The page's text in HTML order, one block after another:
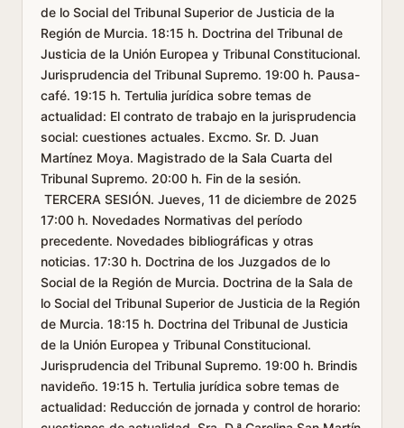
de lo Social del Tribunal Superior de Justicia de la
Región de Murcia. 18:15 h. Doctrina del Tribunal de
Justicia de la Unión Europea y Tribunal Constitucional.
Jurisprudencia del Tribunal Supremo. 19:00 h. Pausa-
café. 19:15 h. Tertulia jurídica sobre temas de
actualidad: El contrato de trabajo en la jurisprudencia
social: cuestiones actuales. Excmo. Sr. D. Juan
Martínez Moya. Magistrado de la Sala Cuarta del
Tribunal Supremo. 20:00 h. Fin de la sesión.
TERCERA SESIÓN. Jueves, 11 de diciembre de 2025
17:00 h. Novedades Normativas del período
precedente. Novedades bibliográficas y otras
noticias. 17:30 h. Doctrina de los Juzgados de lo
Social de la Región de Murcia. Doctrina de la Sala de
lo Social del Tribunal Superior de Justicia de la Región
de Murcia. 18:15 h. Doctrina del Tribunal de Justicia
de la Unión Europea y Tribunal Constitucional.
Jurisprudencia del Tribunal Supremo. 19:00 h. Brindis
navideño. 19:15 h. Tertulia jurídica sobre temas de
actualidad: Reducción de jornada y control de horario: